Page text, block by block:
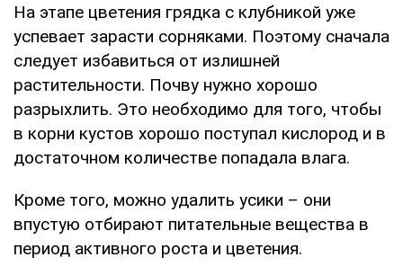
На этапе цветения грядка с клубникой уже
успевает зарасти сорняками. Поэтому сначала
следует избавиться от излишней
растительности. Почву нужно хорошо
разрыхлить. Это необходимо для того, чтобы
в корни кустов хорошо поступал кислород и в
достаточном количестве попадала влага.
Кроме того, можно удалить усики – они
впустую отбирают питательные вещества в
период активного роста и цветения.